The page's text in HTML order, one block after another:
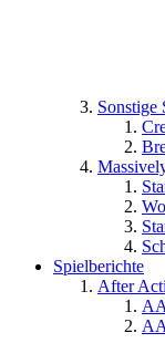
Sonstige
Spielberichte
After